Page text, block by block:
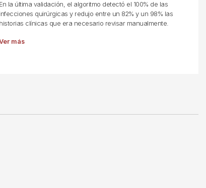
En la última validación, el algoritmo detectó el 100% de las
infecciones quirúrgicas y redujo entre un 82% y un 98% las
historias clínicas que era necesario revisar manualmente.
más